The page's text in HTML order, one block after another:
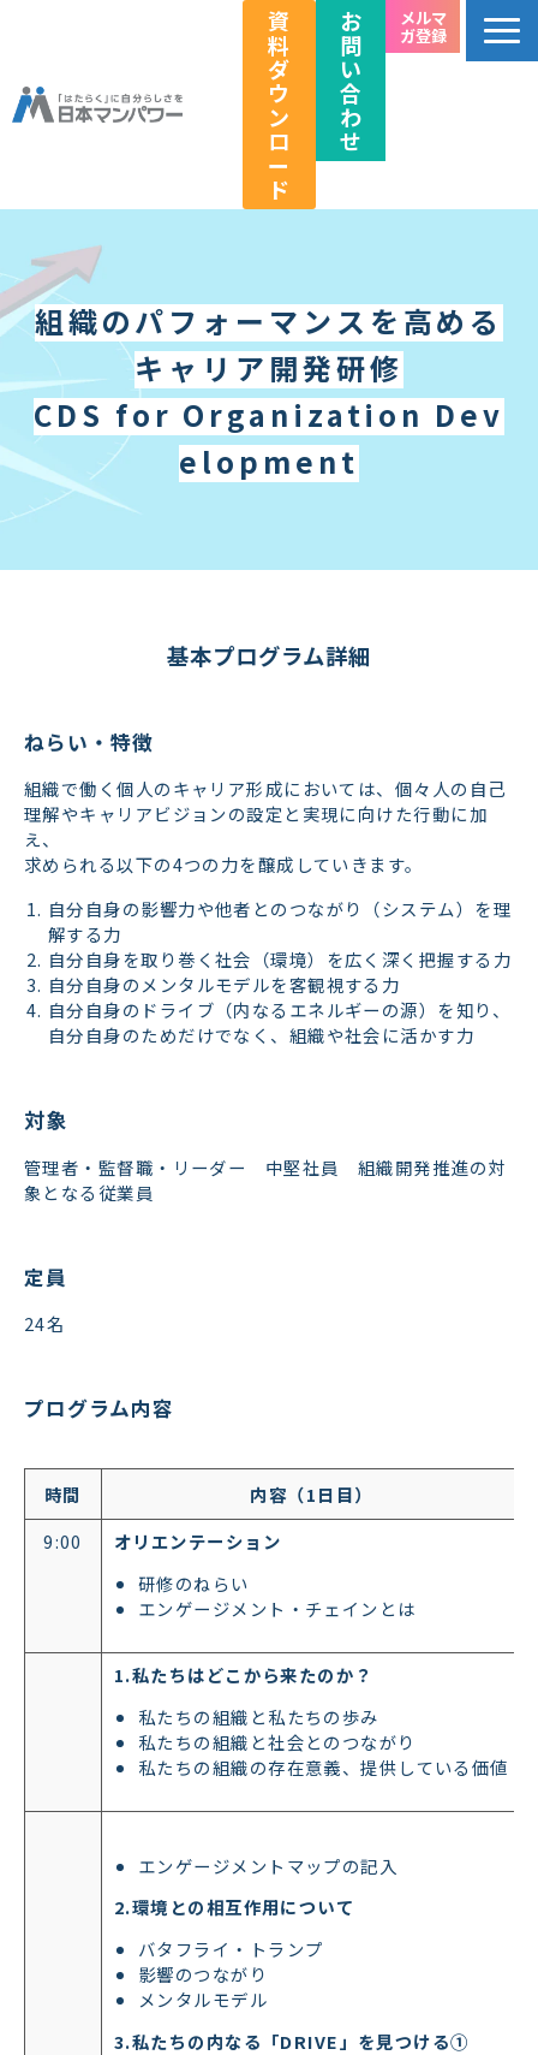
資
料
ダ
ウ
ン
ロ
ー
ド
お
問
い
合
わ
せ
メルマ
ガ登録
教育関係者向け
HRフェス／イベント情報
キャリアのこれから研究所
企業情報
採用情報
組織のパフォーマンスを高める
キャリア開発研修
CDS for Organization Dev
elopment
基本プログラム詳細
ねらい・特徴
組織で働く個人のキャリア形成においては、個々人の自己
理解やキャリアビジョンの設定と実現に向けた行動に加
え、
求められる以下の4つの力を醸成していきます。
自分自身の影響力や他者とのつながり（システム）を理
解する力
自分自身を取り巻く社会（環境）を広く深く把握する力
自分自身のメンタルモデルを客観視する力
自分自身のドライブ（内なるエネルギーの源）を知り、
自分自身のためだけでなく、組織や社会に活かす力
対象
管理者・監督職・リーダー 中堅社員 組織開発推進の対
象となる従業員
定員
24名
プログラム内容
時間
内容（1日目）
9:00
オリエンテーション
​​​​​​研修のねらい
エンゲージメント・チェインとは
1.私たちはどこから来たのか？
私たちの組織と私たちの歩み
私たちの組織と社会とのつながり
私たちの組織の存在意義、提供している価値
エンゲージメントマップの記入
2.環境との相互作用について
バタフライ・トランプ
影響のつながり
メンタルモデル
3.私たちの内なる「DRIVE」を見つける①